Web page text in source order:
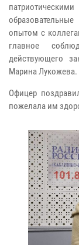
опытом с
главное
действующего
Марина Лукожева.
Офицер
пожелала им